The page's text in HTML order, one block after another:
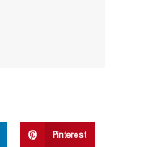
Pinterest